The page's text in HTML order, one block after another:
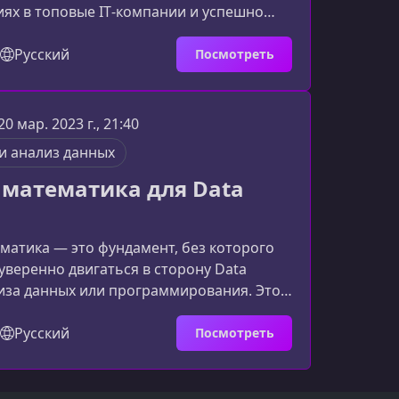
в топовые IT‑компании и успешно
в Школу анализа данных
разработан преподавателями ВМК
на развитие глубоких
компетенций, необходимых каждому
курсеПрограмма сочетает строгий
фундамент и практические навыки
с к
Русский Посмотреть
мар. 2023 г., 21:40
анализ данных
для Data
— это фундамент, без которого
двигаться в сторону Data
данных или программирования. Этот
быстро и структурированно
вернуть уверенность и создать
для дальнейшего обучения.О чем этот
для тех, кто хочет в сжатые
Русский Посмотреть